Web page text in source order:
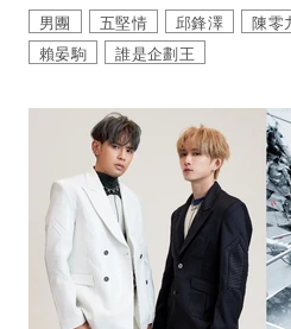
男團 五堅情 邱鋒澤 陳零
賴晏駒
誰是企劃王